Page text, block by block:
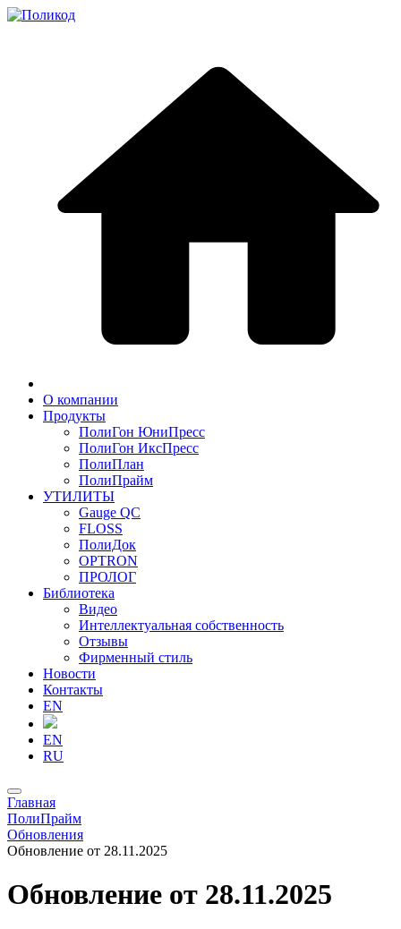
О компании
Продукты
ПолиГон ЮниПресс
ПолиГон ИксПресс
ПолиПлан
ПолиПрайм
УТИЛИТЫ
Gauge QC
FLOSS
ПолиДок
OPTRON
ПРОЛОГ
Библиотека
Видео
Интеллектуальная собственность
Отзывы
Фирменный стиль
Новости
Контакты
EN
EN
RU
Главная
ПолиПрайм
Обновления
Обновление от 28.11.2025
Обновление от 28.11.2025